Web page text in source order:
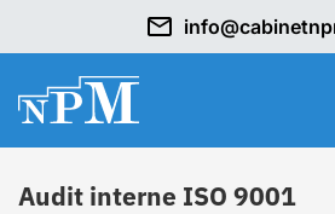
Audit interne ISO 9001